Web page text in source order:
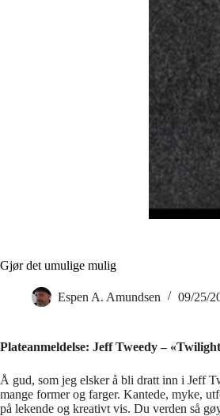
Gjør det umulige mulig
Espen A. Amundsen 09/25/
Plateanmeldelse: Jeff Tweedy –
Å gud, som jeg elsker å bli dratt inn i Jeff
mange former og farger. Kantede, myke,
på lekende og kreativt vis. Du verden så